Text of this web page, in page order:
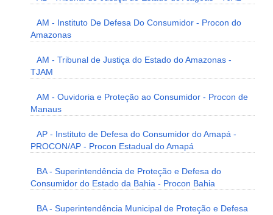
AM - Instituto De Defesa Do Consumidor - Procon do
Amazonas
AM - Tribunal de Justiça do Estado do Amazonas -
TJAM
AM - Ouvidoria e Proteção ao Consumidor - Procon de
Manaus
AP - Instituto de Defesa do Consumidor do Amapá -
PROCON/AP - Procon Estadual do Amapá
BA - Superintendência de Proteção e Defesa do
Consumidor do Estado da Bahia - Procon Bahia
BA - Superintendência Municipal de Proteção e Defesa